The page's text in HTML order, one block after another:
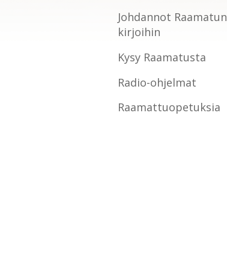
Johdannot Raamatun
kirjoihin
Kysy Raamatusta
Radio-ohjelmat
Raamattuopetuksia